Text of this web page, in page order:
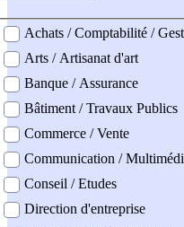
professionel
Achats / Comptabilité /
Arts / Artisanat d'art
Banque / Assurance
Bâtiment / Travaux Publics
Commerce / Vente
Communication /
Conseil / Etudes
Direction d'entreprise